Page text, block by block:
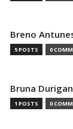
Breno
5 POSTS 0
Bruna Durigan
1 POSTS 0